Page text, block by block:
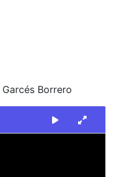
Borrero